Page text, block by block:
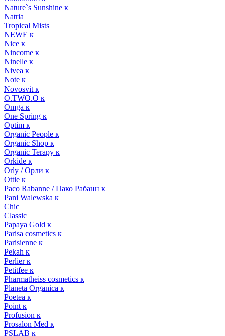
Nature`s Sunshine к
Natria
Tropical Mists
NEWE к
Nice к
Nincome к
Ninelle к
Nivea к
Note к
Novosvit к
O.TWO.O к
Omga к
One Spring к
Optim к
Organic People к
Organic Shop к
Organic Terapy к
Orkide к
Orly / Орли к
Ottie к
Paco Rabanne / Пако Рабанн к
Pani Walewska к
Chic
Classic
Papaya Gold к
Parisa cosmetics к
Parisienne к
Pekah к
Perlier к
Petitfee к
Pharmatheiss cosmetics к
Planeta Organica к
Poetea к
Point к
Profusion к
Prosalon Med к
PSLAB к